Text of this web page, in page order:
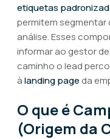
etiquetas
permitem segmentar
análise. Esses
informar ao gestor
caminho o lead
àlanding page da
O que é
(Origem da